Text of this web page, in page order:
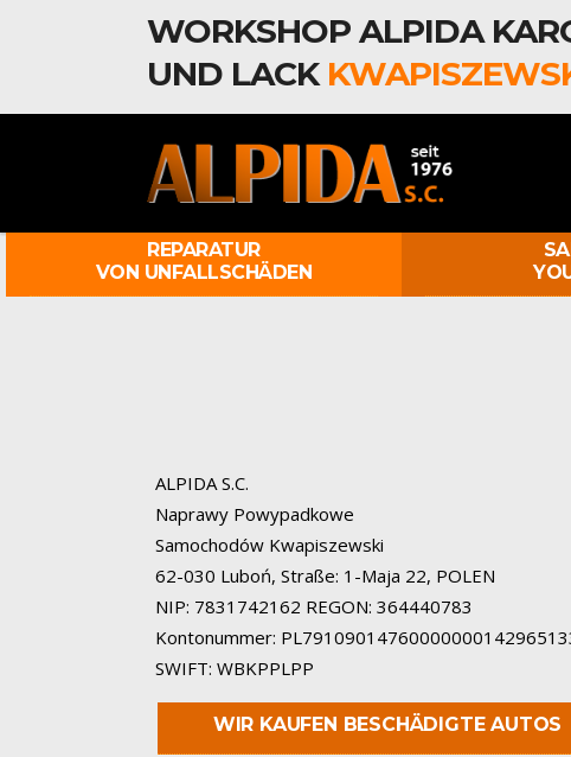
WORKSHOP ALPIDA
UND LACK
REPARATUR
VON UNFALLSCHÄDEN
ALPIDA S.C.
Naprawy Powypadkowe
Samochodów Kwapiszewski
62-030 Luboń, Straße: 1-Maja 22, POLEN
NIP: 7831742162 REGON: 364440783
Kontonummer:
SWIFT: WBKPPLPP
WIR KAUFEN BESCHÄDIGTE AUTOS